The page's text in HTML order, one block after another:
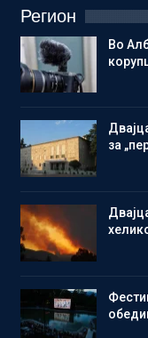
Регион
Во
за